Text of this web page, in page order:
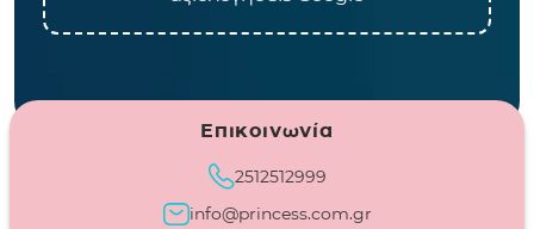
Επικοινωνία
2512512999
info@princess.com.gr